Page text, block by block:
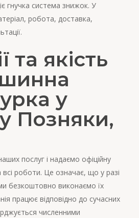
гнучка система знижок. У
робота, доставка,
та якість
у
Позняки,
послуг і надаємо офіційну
всі роботи. Це означає, що у разі
безкоштовно виконаємо їх
працює відповідно до сучасних
численними